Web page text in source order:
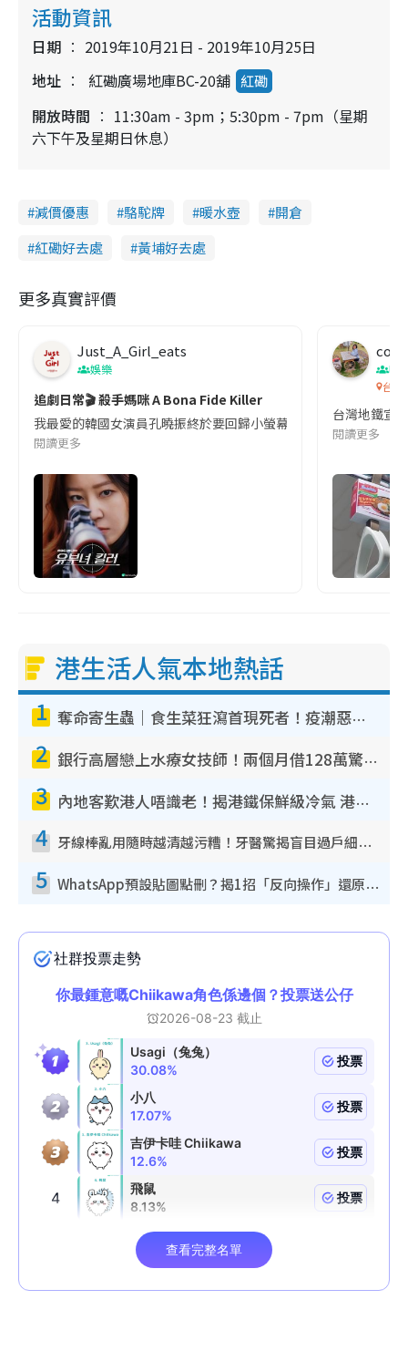
活動資訊
日期
2019年10月21日 - 2019年10月25日
地址
紅磡廣場地庫BC-20舖 紅磡
開放時間
11:30am - 3pm；5:30pm - 7pm（星期
六下午及星期日休息）
減價優惠 駱駝牌 暖水壺
開倉
紅磡好去處
黃埔好去處
更多真實評價
Just_A_Girl_eats
娛樂
追劇日常🎬 殺手媽咪 A Bona Fide Killer
我最愛的韓國女演員孔曉振終於要回歸小螢幕啦!這次的劇本改編
閱讀更多
co
吹
台灣
台灣地鐵宣
閱讀更多
港生活人氣本地熱話
1 奪命寄生蟲｜食生菜狂瀉首現死者！疫潮惡化錄1.8萬宗病例 揭洗菜3大謬誤
2 銀行高層戀上水療女技師！兩個月借128萬驚覺「沉船」沉落火海 揭背後疑似邪教操控賣淫
3 內地客歎港人唔識老！揭港鐵保鮮級冷氣 港人求放過：咪投訴
4 牙線棒亂用隨時越清越污糟！牙醫驚揭盲目過戶細菌恐致蛀牙：呢種先係日常真保養
5 WhatsApp預設貼圖點刪？揭1招「反向操作」還原簡潔介面 附3步實測教學